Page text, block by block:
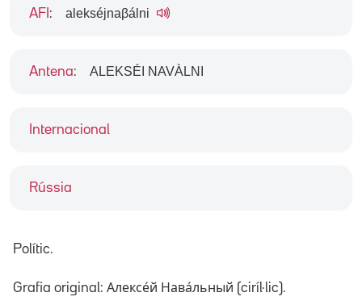
Internacional
Rússia
AFI : alekséjnaβálni
Antena: ALEKSÉI NAVÀLNI
Polític.
Grafia original: Алексе́й Нава́льный (ciríl·lic).